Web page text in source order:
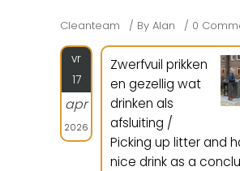
Cleanteam By Alan 0
vr
17
apr
2026
Zwerfvuil prikken
en gezellig wat
drinken als
afsluiting /
Picking up litter and
nice drink as a